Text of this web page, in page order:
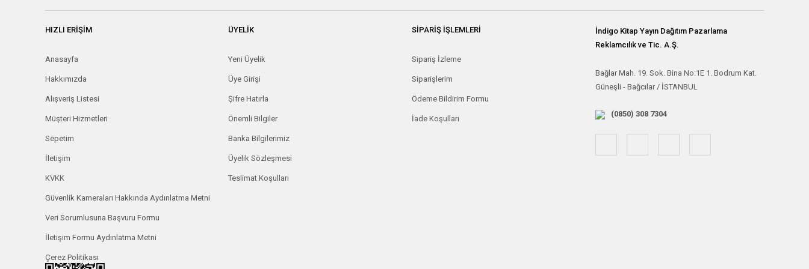
HIZLI ERİŞİM
Anasayfa
Hakkımızda
Alışveriş Listesi
Müşteri Hizmetleri
Sepetim
İletişim
KVKK
Güvenlik Kameraları Hakkında Aydınlatma Metni
Veri Sorumlusuna Başvuru Formu
İletişim Formu Aydınlatma Metni
Çerez Politikası
ÜYELİK
Yeni Üyelik
Üye Girişi
Şifre Hatırla
Önemli Bilgiler
Banka Bilgilerimiz
Üyelik Sözleşmesi
Teslimat Koşulları
SİPARİŞ İŞLEMLERİ
Sipariş İzleme
Siparişlerim
Ödeme Bildirim Formu
İade Koşulları
İndigo Kitap Yayın Dağıtım Pazarlama
Reklamcılık ve Tic. A.Ş.
Bağlar Mah. 19. Sok. Bina No:1E 1. Bodrum Kat.
Güneşli - Bağcılar / İSTANBUL
(0850) 308 7304